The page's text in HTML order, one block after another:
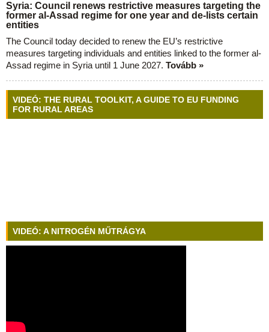
Syria: Council renews restrictive measures targeting the
former al-Assad regime for one year and de-lists certain
entities
The Council today decided to renew the EU’s restrictive
measures targeting individuals and entities linked to the former al-
Assad regime in Syria until 1 June 2027. Tovább »
VIDEÓ: THE RURAL TOOLKIT, A GUIDE TO EU FUNDING
FOR RURAL AREAS
VIDEÓ: A NITROGÉN MŰTRÁGYA